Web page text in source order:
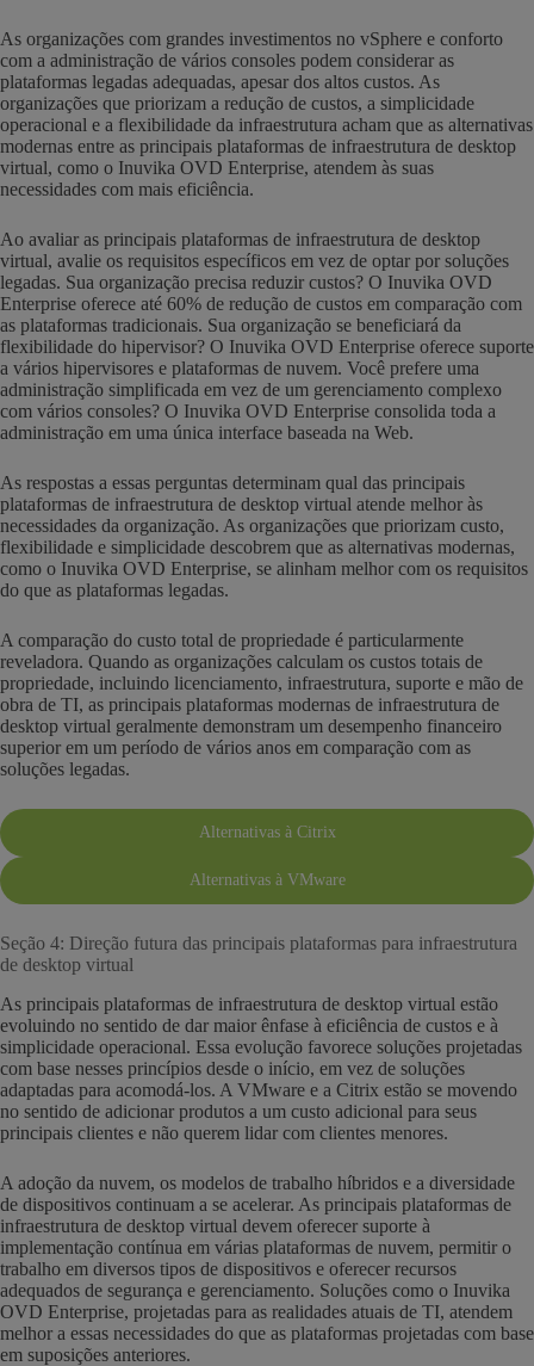
As organizações com grandes investimentos no vSphere e conforto
com a administração de vários consoles podem considerar as
plataformas legadas adequadas, apesar dos altos custos. As
organizações que priorizam a redução de custos, a simplicidade
operacional e a flexibilidade da infraestrutura acham que as alternativas
modernas entre as principais plataformas de infraestrutura de desktop
virtual, como o Inuvika OVD Enterprise, atendem às suas
necessidades com mais eficiência.
Ao avaliar as principais plataformas de infraestrutura de desktop
virtual, avalie os requisitos específicos em vez de optar por soluções
legadas. Sua organização precisa reduzir custos? O Inuvika OVD
Enterprise oferece até 60% de redução de custos em comparação com
as plataformas tradicionais. Sua organização se beneficiará da
flexibilidade do hipervisor? O Inuvika OVD Enterprise oferece suporte
a vários hipervisores e plataformas de nuvem. Você prefere uma
administração simplificada em vez de um gerenciamento complexo
com vários consoles? O Inuvika OVD Enterprise consolida toda a
administração em uma única interface baseada na Web.
As respostas a essas perguntas determinam qual das principais
plataformas de infraestrutura de desktop virtual atende melhor às
necessidades da organização. As organizações que priorizam custo,
flexibilidade e simplicidade descobrem que as alternativas modernas,
como o Inuvika OVD Enterprise, se alinham melhor com os requisitos
do que as plataformas legadas.
A comparação do custo total de propriedade é particularmente
reveladora. Quando as organizações calculam os custos totais de
propriedade, incluindo licenciamento, infraestrutura, suporte e mão de
obra de TI, as principais plataformas modernas de infraestrutura de
desktop virtual geralmente demonstram um desempenho financeiro
superior em um período de vários anos em comparação com as
soluções legadas.
Alternativas à Citrix
Alternativas à VMware
Seção 4: Direção futura das principais plataformas para infraestrutura
de desktop virtual
As principais plataformas de infraestrutura de desktop virtual estão
evoluindo no sentido de dar maior ênfase à eficiência de custos e à
simplicidade operacional. Essa evolução favorece soluções projetadas
com base nesses princípios desde o início, em vez de soluções
adaptadas para acomodá-los. A VMware e a Citrix estão se movendo
no sentido de adicionar produtos a um custo adicional para seus
principais clientes e não querem lidar com clientes menores.
A adoção da nuvem, os modelos de trabalho híbridos e a diversidade
de dispositivos continuam a se acelerar. As principais plataformas de
infraestrutura de desktop virtual devem oferecer suporte à
implementação contínua em várias plataformas de nuvem, permitir o
trabalho em diversos tipos de dispositivos e oferecer recursos
adequados de segurança e gerenciamento. Soluções como o Inuvika
OVD Enterprise, projetadas para as realidades atuais de TI, atendem
melhor a essas necessidades do que as plataformas projetadas com base
em suposições anteriores.